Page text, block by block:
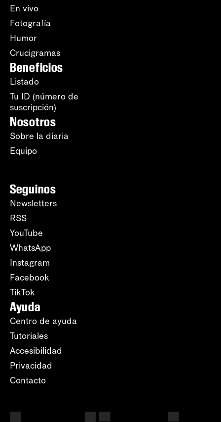
En vivo
Fotografía
Humor
Crucigramas
Beneficios
Listado
Tu ID (número de
suscripción)
Nosotros
Sobre la diaria
Equipo
Seguinos
Newsletters
RSS
YouTube
WhatsApp
Instagram
Facebook
TikTok
Ayuda
Centro de ayuda
Tutoriales
Accesibilidad
Privacidad
Contacto